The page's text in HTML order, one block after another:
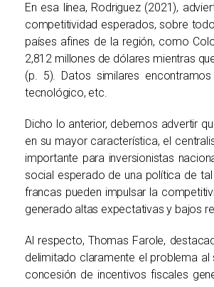
En esa línea, Rodriguez (2021),
competitividad esperados, sobre
países afines de la región, como
2,812 millones de dólares mientras
(p. 5). Datos similares
tecnológico, etc.
Dicho lo anterior, debemos advertir
en su mayor característica, el
importante para inversionistas
social esperado de una política de
francas pueden impulsar la
generado altas expectativas y bajos
Al respecto, Thomas Farole,
delimitado claramente el problema al
concesión de incentivos fiscales